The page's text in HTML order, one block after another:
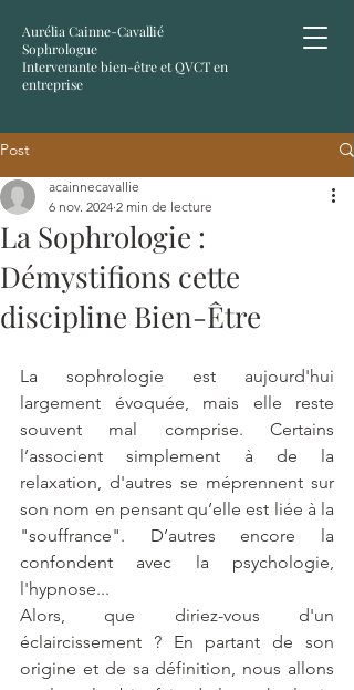
Aurélia Cainne-Cavallié
Sophrologue
Intervenante bien-être et QVCT en
entreprise
Post
La Sophrologie :
Démystifions cette
discipline Bien-Être
acainnecavallie
6 nov. 2024 2 min de lecture
La sophrologie est aujourd'hui
largement évoquée, mais elle reste
souvent mal comprise. Certains
l’associent simplement à de la
relaxation, d'autres se méprennent sur
son nom en pensant qu’elle est liée à la
"souffrance". D’autres encore la
confondent avec la psychologie,
l'hypnose...
Alors, que diriez-vous d'un
éclaircissement ? En partant de son
origine et de sa définition, nous allons